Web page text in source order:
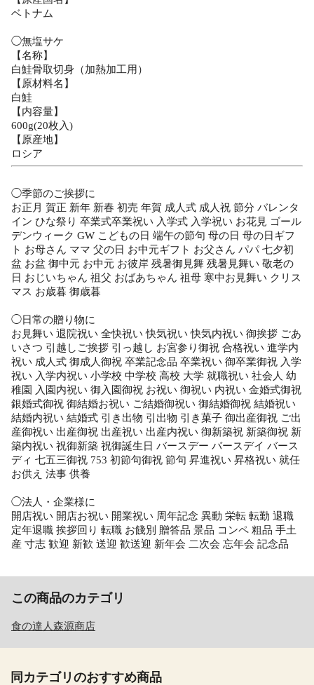
ベトナム
◯無塩サケ
【名称】
白鮭骨取切身（加熱加工用）
【原材料名】
白鮭
【内容量】
600g(20枚入)
【原産地】
ロシア
◯季節のご挨拶に
お正月 賀正 新年 新春 初売 年賀 成人式 成人祝 節分 バレンタ
イン ひな祭り 卒業式卒業祝い 入学式 入学祝い お花見 ゴール
デンウィーク GW こどもの日 端午の節句 母の日 母の日ギフ
ト お母さん ママ 父の日 お中元ギフト お父さん パパ 七夕初
盆 お盆 御中元 お中元 お彼岸 残暑御見舞 残暑見舞い 敬老の
日 おじいちゃん 祖父 おばあちゃん 祖母 寒中お見舞い クリス
マス お歳暮 御歳暮
◯日常の贈り物に
お見舞い 退院祝い 全快祝い 快気祝い 快気内祝い 御挨拶 ごあ
いさつ 引越しご挨拶 引っ越し お宮参り御祝 合格祝い 進学内
祝い 成人式 御成人御祝 卒業記念品 卒業祝い 御卒業御祝 入学
祝い 入学内祝い 小学校 中学校 高校 大学 就職祝い 社会人 幼
稚園 入園内祝い 御入園御祝 お祝い 御祝い 内祝い 金婚式御祝
銀婚式御祝 御結婚お祝い ご結婚御祝い 御結婚御祝 結婚祝い
結婚内祝い 結婚式 引き出物 引出物 引き菓子 御出産御祝 ご出
産御祝い 出産御祝 出産祝い 出産内祝い 御新築祝 新築御祝 新
築内祝い 祝御新築 祝御誕生日 バースデー バースデイ バース
ディ 七五三御祝 753 初節句御祝 節句 昇進祝い 昇格祝い 就任
お供え 法事 供養
◯法人・企業様に
開店祝い 開店お祝い 開業祝い 周年記念 異動 栄転 転勤 退職
定年退職 挨拶回り 転職 お餞別 贈答品 景品 コンペ 粗品 手土
産 寸志 歓迎 新歓 送迎 歓送迎 新年会 二次会 忘年会 記念品
この商品のカテゴリ
食の達人森源商店
同カテゴリのおすすめ商品